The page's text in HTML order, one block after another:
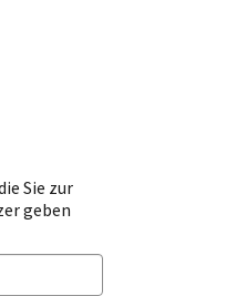
Sie zur
geben